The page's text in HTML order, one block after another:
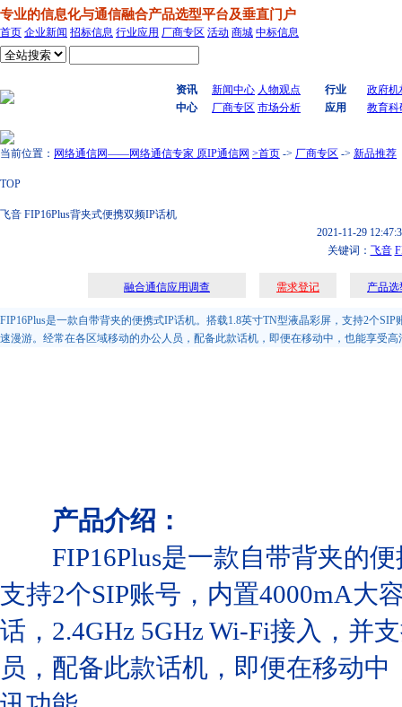
专业的信息化与通信融合产品选型平台及垂直门户
首页 企业新闻 招标信息 行业应用 厂商专区 活动 商城 中标信息
资讯
中心
新闻中心 人物观点
厂商专区 市场分析
行业
应用
政府
教育
当前位置： 网络通信网——网络通信专家 原IP通信网 >首页 -> 厂商专区 -> 新品推荐
TOP
飞音 FIP16Plus背夹式便携双频IP话机
2021-11-29
关键词： 飞音
融合通信应用调查 需求登记 产品选
FIP16Plus是一款自带背夹的便携式IP话机。搭载1.8英寸TN型液晶彩屏，支持2个
速漫游。经常在各区域移动的办公人员，配备此款话机，即便在移动中，也能享受
产品介绍：
FIP16Plus是一款自带背夹的便
支持2个SIP账号，内置4000mA大
话，2.4GHz 5GHz Wi-Fi接入，并
员，配备此款话机，即便在移动